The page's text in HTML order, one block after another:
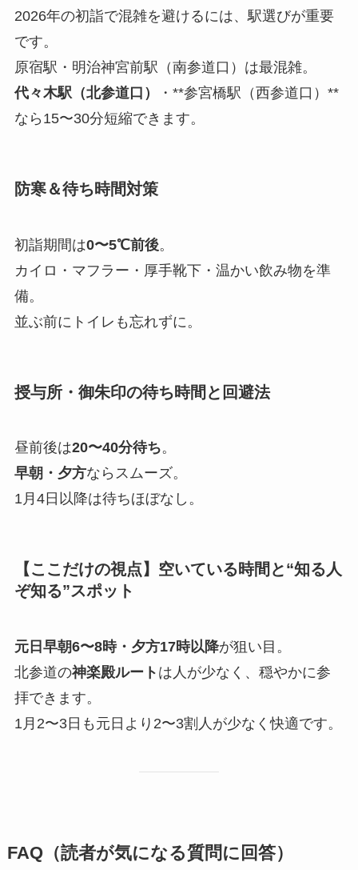
2026年の初詣で混雑を避けるには、駅選びが重要
です。
原宿駅・明治神宮前駅（南参道口）は最混雑。
代々木駅（北参道口）
・**参宮橋駅（西参道口）**
なら15〜30分短縮できます。
防寒＆待ち時間対策
初詣期間は0〜5℃前後。
カイロ・マフラー・厚手靴下・温かい飲み物を準
備。
並ぶ前にトイレも忘れずに。
授与所・御朱印の待ち時間と回避法
昼前後は20〜40分待ち。
早朝・夕方ならスムーズ。
1月4日以降は待ちほぼなし。
【ここだけの視点】空いている時間と“知る人
ぞ知る”スポット
元日早朝6〜8時・夕方17時以降が狙い目。
北参道の神楽殿ルート は人が少なく、穏やかに参
拝できます。
1月2〜3日も元日より2〜3割人が少なく快適です。
FAQ（読者が気になる質問に回答）